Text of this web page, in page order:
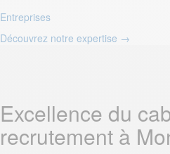
Entreprises
Découvrez notre expertise →
Excellence du
recrutement à